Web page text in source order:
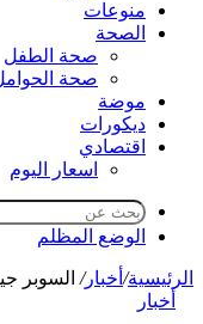
منوعات
الصحة
صحة الطفل
صحة
موضة
ديكورات
اقتصادي
اسعار اليوم
الوضع المظلم
الرئيسية/ أخبار/ السوبر
أخبار